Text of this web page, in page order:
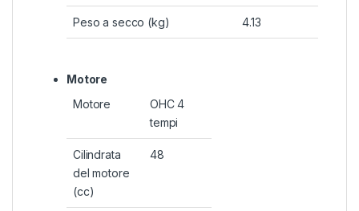
Peso a secco (kg) 4.13
Motore
Motore
OHC 4
tempi
Cilindrata
del motore
(cc)
48